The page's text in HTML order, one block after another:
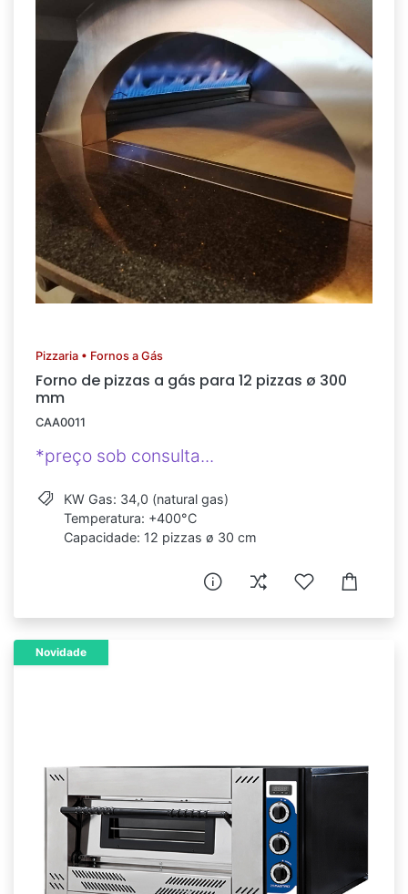
Pizzaria • Fornos a Gás
Forno de pizzas a gás para 12 pizzas ø 300
mm
CAA0011
*preço sob consulta...
KW Gas: 34,0 (natural gas)
Temperatura: +400°C
Capacidade: 12 pizzas ø 30 cm
Novidade